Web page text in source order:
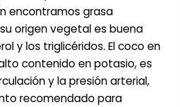
encontramos grasa
origen vegetal es buena
y los triglicéridos. El coco en
contenido en potasio, es
y la presión arterial,
recomendado para